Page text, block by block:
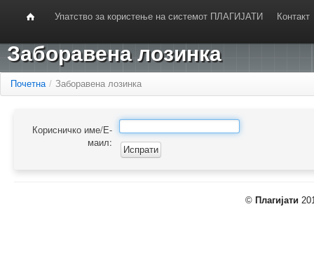
Упатство за користење на системот ПЛАГИЈАТИ Контакт
Заборавена лозинка
Почетна / Заборавена лозинка
Корисничко име/Е-
маил:
© Плагијати